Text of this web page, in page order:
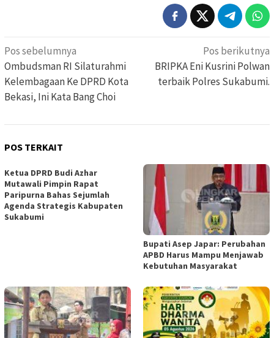
Navigasi
pos
Pos sebelumnya
Ombudsman RI Silaturahmi
Kelembagaan Ke DPRD Kota
Bekasi, Ini Kata Bang Choi
Pos berikutnya
BRIPKA Eni Kusrini Polwan
terbaik Polres Sukabumi.
POS TERKAIT
Ketua DPRD Budi Azhar
Mutawali Pimpin Rapat
Paripurna Bahas Sejumlah
Agenda Strategis Kabupaten
Sukabumi
Bupati Asep Japar: Perubahan
APBD Harus Mampu Menjawab
Kebutuhan Masyarakat